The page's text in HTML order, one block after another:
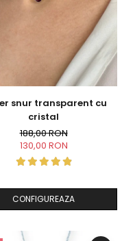
snur transparent cu
cristal
188,00 RON
130,00 RON
CONFIGUREAZA